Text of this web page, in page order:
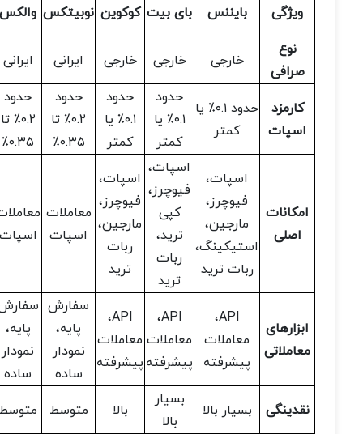
ویژگی بایننس بای بیت کوکوین نوبیتکس والکس
نوع
صرافی
خارجی خارجی خارجی ایرانی ایرانی
کارمزد
اسپات
حدود ۰.۱٪ یا
کمتر
حدود
۰.۱٪ یا
کمتر
حدود
۰.۱٪ یا
کمتر
حدود
۰.۲٪ تا
۰.۳۵٪
حدود
۰.۲٪ تا
۰.۳۵٪
امکانات
اصلی
اسپات،
فیوچرز،
مارجین،
استیکینگ،
ربات ترید
اسپات،
فیوچرز،
کپی
ترید،
ربات
ترید
اسپات،
فیوچرز،
مارجین،
ربات
ترید
معاملات
اسپات
ابزارهای
معاملاتی
API،
معاملات
پیشرفته
API،
معاملات
پیشرفته
API،
معاملات
پیشرفته
سفارش
پایه،
نمودار
ساده
پایه،
نمودار
ساده
نقدینگی
بسیار بالا
بسیار
بالا
بالا متوسط